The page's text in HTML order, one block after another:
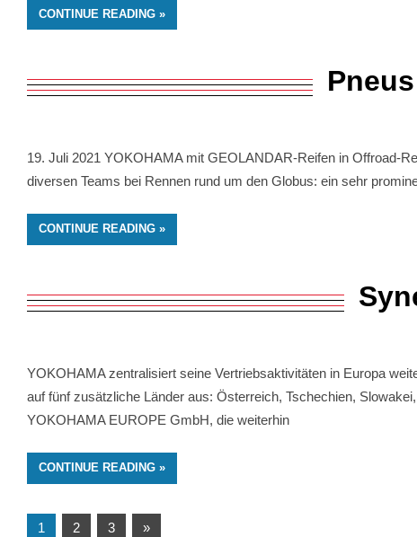
CONTINUE READING
19. Juli 2021 YOKOHAMA mit GEOLANDAR-Reifen in Offroad-
diversen Teams bei Rennen rund um den Globus: ein sehr
CONTINUE READING
YOKOHAMA zentralisiert seine Vertriebsaktivitäten in Europa
auf fünf zusätzliche Länder aus: Österreich, Tschechien,
YOKOHAMA EUROPE GmbH, die weiterhin
CONTINUE READING
Posts
1 2 3 Next
»